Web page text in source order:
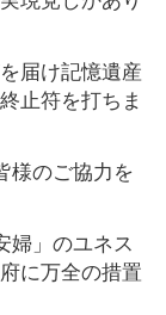
届け記憶遺産
止符を打ちま
様のご協力を
婦」のユネス
に万全の措置